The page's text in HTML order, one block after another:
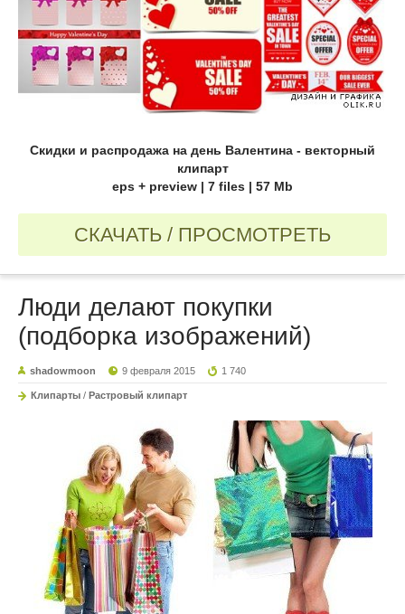
Скидки и распродажа на день Валентина - векторный
клипарт
eps + preview | 7 files | 57 Mb
СКАЧАТЬ / ПРОСМОТРЕТЬ
Люди делают покупки
(подборка изображений)
shadowmoon 9 февраля 2015 1 740
Клипарты / Растровый клипарт